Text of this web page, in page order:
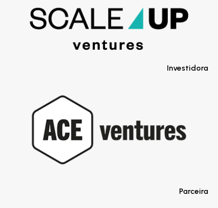
Investidora
Parceira